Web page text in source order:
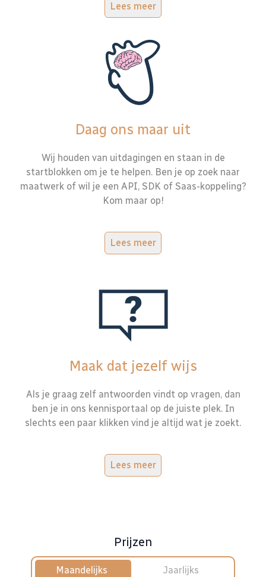
Lees meer
Daag ons maar uit
Wij houden van uitdagingen en staan in de
startblokken om je te helpen. Ben je op zoek naar
maatwerk of wil je een API, SDK of Saas-koppeling?
Kom maar op!
Lees meer
Maak dat jezelf wijs
Als je graag zelf antwoorden vindt op vragen, dan
ben je in ons kennisportaal op de juiste plek. In
slechts een paar klikken vind je altijd wat je zoekt.
Lees meer
Prijzen
Maandelijks Jaarlijks